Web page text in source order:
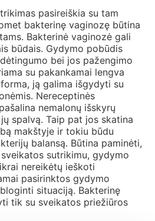
pasireiškia su tam
bakterinę vaginozę būtina
Bakterinė vaginozė gali
būdais. Gydymo pobūdis
bei jos pažengimo
su pakankamai lengva
ją galima išgydyti su
Nereceptinės
nemalonų išskyrų
spalvą. Taip pat jos skatina
makštyje ir tokiu būdu
balansą. Būtina paminėti,
sutrikimu, gydymo
nereikėtų ieškoti
pasirinktos gydymo
situaciją. Bakterinę
tik su sveikatos priežiūros